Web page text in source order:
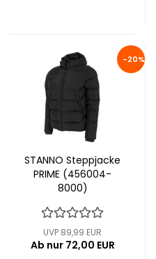
-20%
STANNO Steppjacke
PRIME (456004-
8000)
UVP 89,99 EUR
Ab nur 72,00 EUR